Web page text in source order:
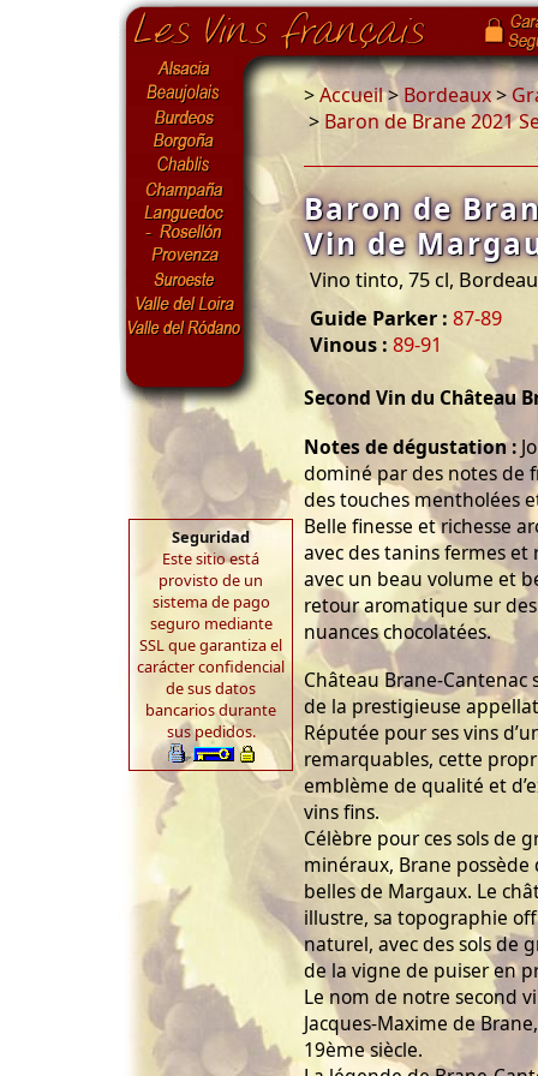
Seguridad
Este sitio está
provisto de un
sistema de pago
seguro mediante
SSL que garantiza el
carácter confidencial
de sus datos
bancarios durante
sus pedidos.
>Accueil>Bordeaux>
> Baron de Brane 2021
Baron de
Vin de
Vino tinto, 75 cl,
Guide Parker : 87-89
Vinous : 89-91
Second Vin du Château
Notes de dégustation :
dominé par des notes de
des touches mentholées
Belle finesse et richesse
avec des tanins fermes
avec un beau volume et
retour aromatique sur
nuances chocolatées.
Château Brane-
de la prestigieuse
Réputée pour ses vins
remarquables, cette
emblème de qualité et
vins fins.
Célèbre pour ces sols de
minéraux, Brane
belles de Margaux. Le
illustre, sa topographie
naturel, avec des sols de
de la vigne de puiser en
Le nom de notre second
Jacques-Maxime de
19ème siècle.